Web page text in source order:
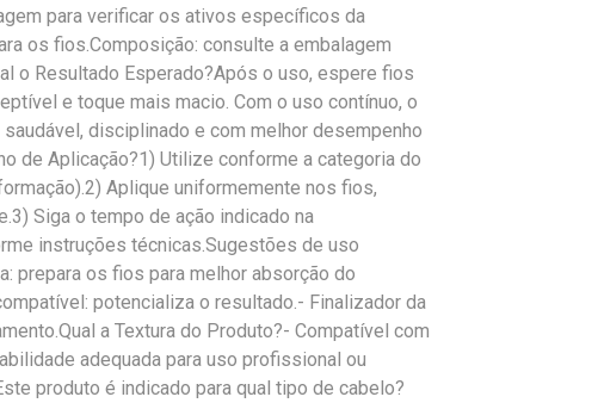
para verificar os ativos específicos da
os fios.Composição: consulte a embalagem
o Resultado Esperado?Após o uso, espere fios
e toque mais macio. Com o uso contínuo, o
disciplinado e com melhor desempenho
de Aplicação?1) Utilize conforme a categoria do
Aplique uniformemente nos fios,
Siga o tempo de ação indicado na
instruções técnicas.Sugestões de uso
prepara os fios para melhor absorção do
potencializa o resultado.- Finalizador da
a Textura do Produto?- Compatível com
adequada para uso profissional ou
produto é indicado para qual tipo de cabelo?